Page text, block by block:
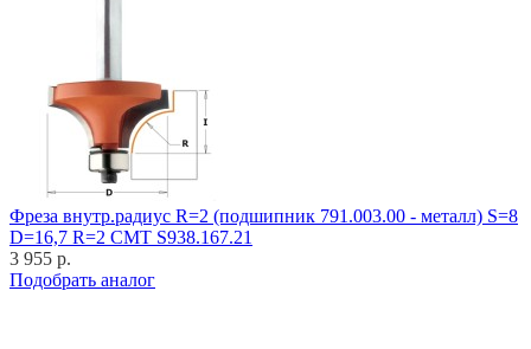
Фреза внутр.радиус R=2 (подшипник 791.003.00 - металл) S=8
D=16,7 R=2 CMT S938.167.21
3 955 р.
Подобрать аналог